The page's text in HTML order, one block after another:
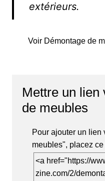
extérieurs.
Voir Démontage de
Mettre un lien
de meubles
Pour ajouter un lien
meubles", placez
<a href="https://
zine.com/2/